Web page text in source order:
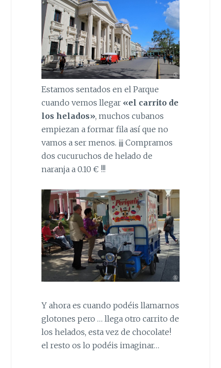
Estamos sentados en el Parque
cuando vemos llegar «el carrito de
los helados», muchos cubanos
empiezan a formar fila así que no
vamos a ser menos. ¡¡¡ Compramos
dos cucuruchos de helado de
naranja a 0.10 € !!!
Y ahora es cuando podéis llamarnos
glotones pero … llega otro carrito de
los helados, esta vez de chocolate!
el resto os lo podéis imaginar…